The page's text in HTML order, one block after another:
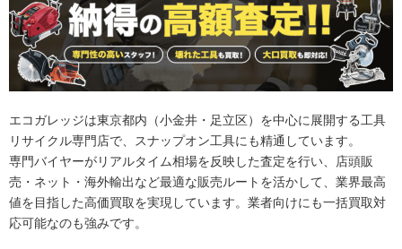
エコガレッジは東京都内（小金井・足立区）を中心に展開する工具
リサイクル専門店で、スナップオン工具にも精通しています。
専門バイヤーがリアルタイム相場を反映した査定を行い、店頭販
売・ネット・海外輸出など最適な販売ルートを活かして、業界最高
値を目指した高価買取を実現しています。業者向けにも一括買取対
応可能なのも強みです。